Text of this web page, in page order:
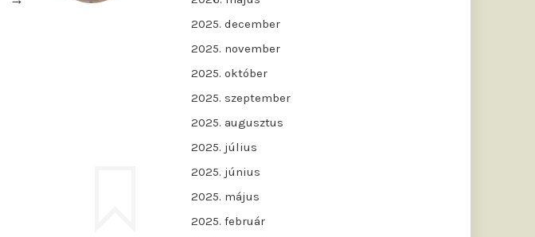
2025. december
2025. november
2025. október
2025. szeptember
2025. augusztus
2025. július
2025. június
2025. május
2025. február